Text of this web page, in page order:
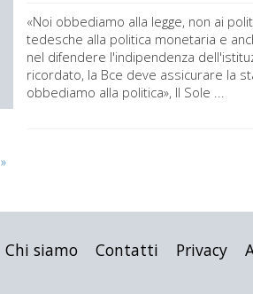
«Noi obbediamo alla legge, non ai
tedesche alla politica monetaria e
nel difendere l'indipendenza
ricordato, la Bce deve assicurare la
obbediamo alla politica», Il Sole ...
»
Chi siamo Contatti Privacy